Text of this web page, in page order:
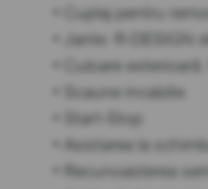
• Cuplaj pentru
• Jante: R-
• Culoare
• Scaune incalzite
• Start-Stop
• Asistarea la
• Recunoasterea